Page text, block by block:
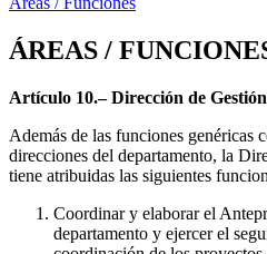
ÁREAS /
Artículo 10.– Dirección de
Además de las funciones genéricas
direcciones del departamento, la
tiene atribuidas las siguientes
Coordinar y elaborar el
departamento y ejercer el